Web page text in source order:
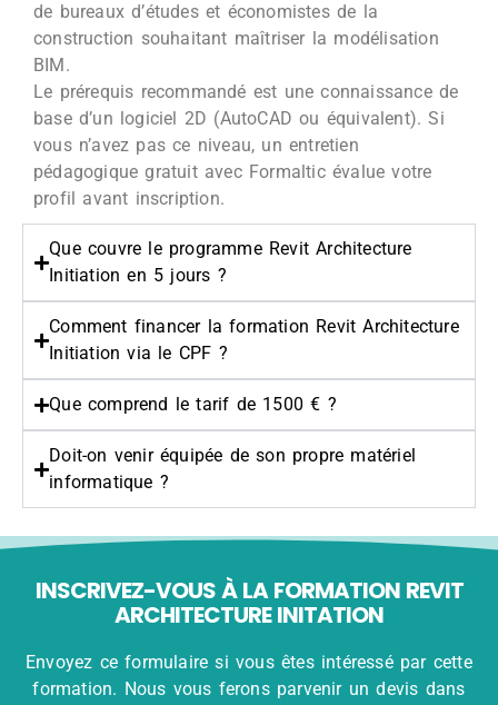
de bureaux d’études et économistes de la
construction souhaitant maîtriser la modélisation
BIM.
Le prérequis recommandé est une connaissance de
base d’un logiciel 2D (AutoCAD ou équivalent). Si
vous n’avez pas ce niveau, un entretien
pédagogique gratuit avec Formaltic évalue votre
profil avant inscription.
Que couvre le programme Revit Architecture
Initiation en 5 jours ?
Comment financer la formation Revit Architecture
Initiation via le CPF ?
Que comprend le tarif de 1500 € ?
Doit-on venir équipée de son propre matériel
informatique ?
INSCRIVEZ-VOUS À LA FORMATION REVIT
ARCHITECTURE INITATION
Envoyez ce formulaire si vous êtes intéressé par cette
formation. Nous vous ferons parvenir un devis dans